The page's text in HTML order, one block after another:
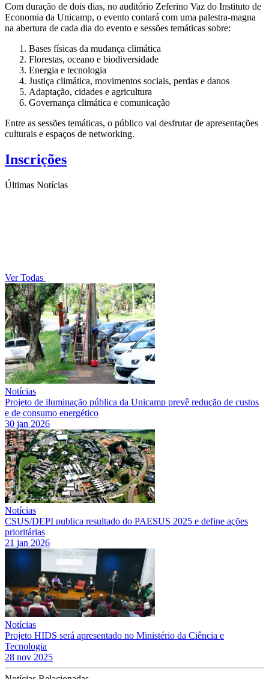
Com duração de dois dias, no auditório Zeferino Vaz do Instituto de
Economia da Unicamp, o evento contará com uma palestra-magna
na abertura de cada dia do evento e sessões temáticas sobre:
Bases físicas da mudança climática
Florestas, oceano e biodiversidade
Energia e tecnologia
Justiça climática, movimentos sociais, perdas e danos
Adaptação, cidades e agricultura
Governança climática e comunicação
Entre as sessões temáticas, o público vai desfrutar de apresentações
culturais e espaços de networking.
Inscrições
Últimas Notícias
Ver Todas
Notícias
Projeto de iluminação pública da Unicamp prevê redução de custos
e de consumo energético
30 jan 2026
Notícias
CSUS/DEPI publica resultado do PAESUS 2025 e define ações
prioritárias
21 jan 2026
Notícias
Projeto HIDS será apresentado no Ministério da Ciência e
Tecnologia
28 nov 2025